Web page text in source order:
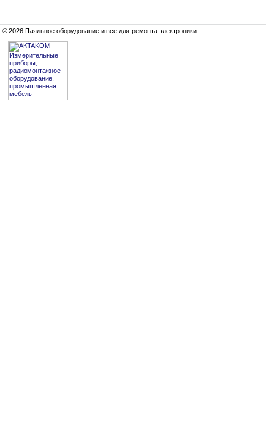
© 2026 Паяльное оборудование и все для ремонта электроники